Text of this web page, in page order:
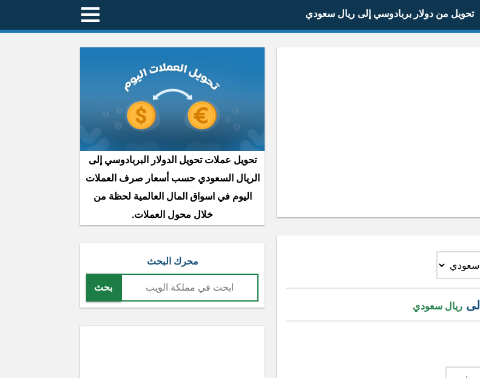
تحويل من دولار بربادوسي إلى ريال سعودي
إلى ريال سعودي
تحويل عملات تحويل الدولار البربادوسي إلى
الريال السعودي حسب أسعار صرف العملات
اليوم في اسواق المال العالمية لحظة من
خلال محول العملات.
محرك البحث
بحث